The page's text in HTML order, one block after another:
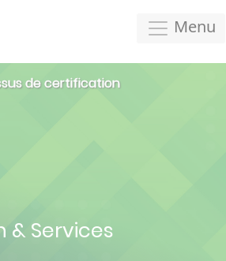
Menu
de certification
Services